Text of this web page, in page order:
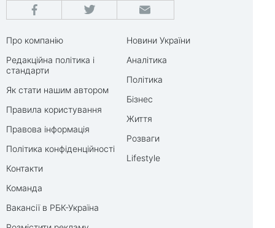
Про компанію
Редакційна політика і
стандарти
Як стати нашим автором
Правила користування
Правова інформація
Політика конфіденційності
Контакти
Команда
Вакансії в РБК-Україна
Новини України
Аналітика
Політика
Бізнес
Життя
Розваги
Lifestyle